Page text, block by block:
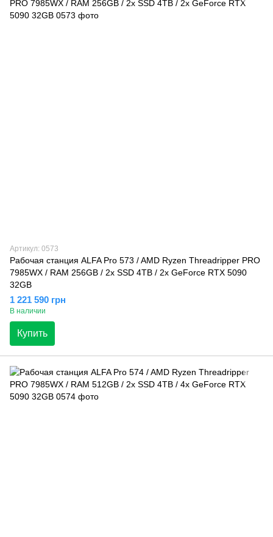
Артикул: 0573
Рабочая станция ALFA Pro 573 / AMD Ryzen Threadripper PRO
7985WX / RAM 256GB / 2х SSD 4TB / 2х GeForce RTX 5090
32GB
1 221 590 грн
В наличии
Купить